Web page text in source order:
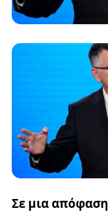
Σε μια απόφαση